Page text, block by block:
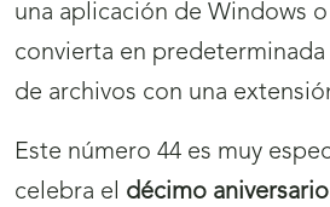
una aplicación de Windows
convierta en
de archivos con una
Este número 44 es muy
celebra el décimo